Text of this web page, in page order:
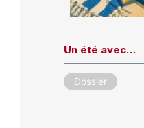
Un été avec…
Dossier